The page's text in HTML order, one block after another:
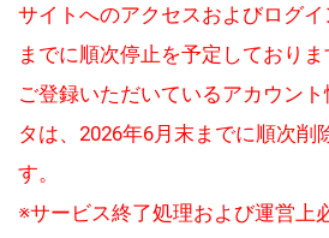
サイトへのアクセスおよびログ
までに順次停止を予定しておりま
ご登録いただいているアカウン
タは、2026年6月末までに順次削
す。
※サービス終了処理および運営上